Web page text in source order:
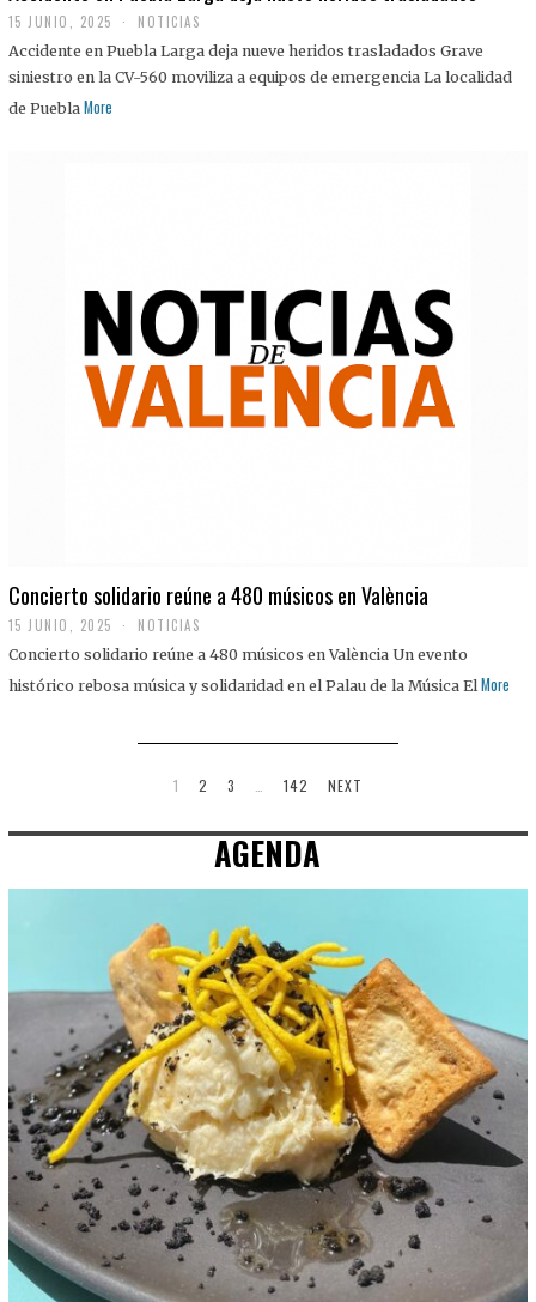
15 JUNIO, 2025 NOTICIAS
Accidente en Puebla Larga deja nueve heridos trasladados Grave
siniestro en la CV-560 moviliza a equipos de emergencia La localidad
de Puebla More
Concierto solidario reúne a 480 músicos en València
15 JUNIO, 2025 NOTICIAS
Concierto solidario reúne a 480 músicos en València Un evento
histórico rebosa música y solidaridad en el Palau de la Música El More
1 2 3 142 NEXT
AGENDA